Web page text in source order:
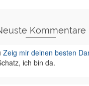
Kommentare
Zeig mir deinen besten
ich bin da.